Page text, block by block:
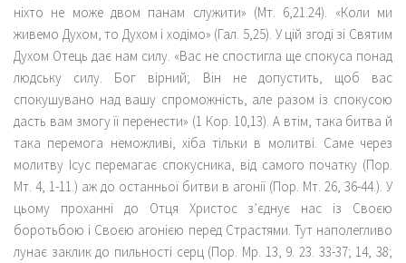
ніхто не може двом панам служити» (Мт. 6,21.24). «Коли ми
живемо Духом, то Духом і ходімо» (Гал. 5,25). У цій згоді зі Святим
Духом Отець дає нам силу. «Вас не спостигла ще спокуса понад
людську силу. Бог вірний; Він не допустить, щоб вас
спокушувано над вашу спроможність, але разом із спокусою
дасть вам змогу її перенести» (1 Кор. 10,13). А втім, така битва й
така перемога неможливі, хіба тільки в молитві. Саме через
молитву Ісус перемагає спокусника, від самого початку (Пор.
Мт. 4, 1-11.) аж до останньої битви в агонії (Пор. Мт. 26, 36-44.). У
цьому проханні дo Отця Христос з’єднує нас із Своєю
боротьбою і Своєю агонією перед Страстями. Тут наполегливо
лунає заклик до пильності серц (Пор. Мр. 13, 9. 23. 33-37; 14, 38;